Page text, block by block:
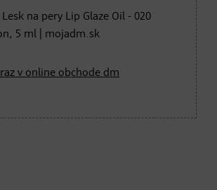
na pery Lip Glaze Oil - 020
5 ml | mojadm.sk
v online obchode dm